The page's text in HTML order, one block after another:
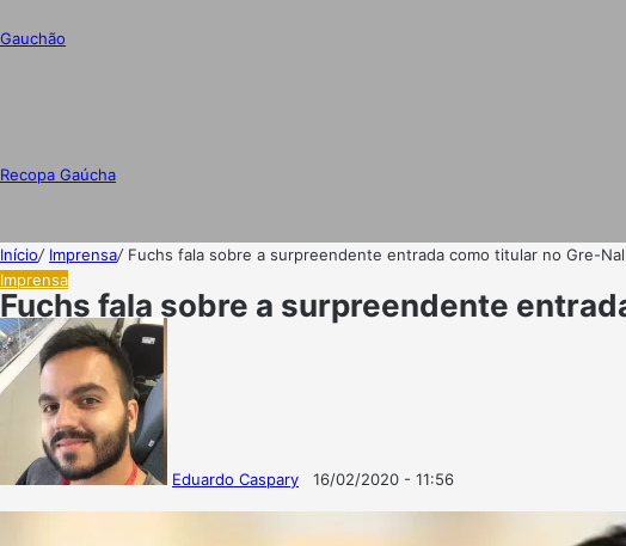
Gauchão
Recopa Gaúcha
Início/ Imprensa/ Fuchs fala sobre a surpreendente entrada como titular no Gre-Nal
Imprensa
Fuchs fala sobre a surpreendente
Eduardo Caspary
16/02/2020 - 11:56